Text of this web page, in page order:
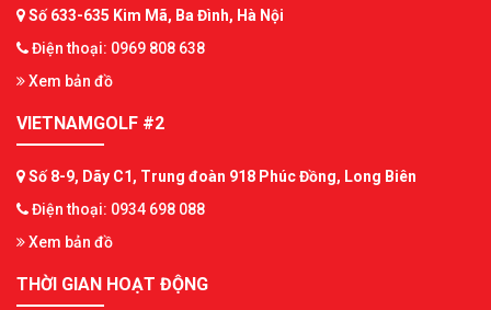
Số 633-635 Kim Mã, Ba Đình, Hà Nội
Điện thoại: 0969 808 638
Xem bản đồ
VIETNAMGOLF #2
Số 8-9, Dãy C1, Trung đoàn 918 Phúc Đồng, Long Biên
Điện thoại: 0934 698 088
Xem bản đồ
THỜI GIAN HOẠT ĐỘNG